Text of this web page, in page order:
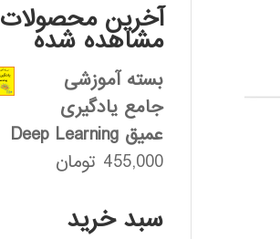
آخرین محصولات
مشاهده شده
بسته آموزشی
جامع یادگیری
عمیق Deep Learning
455,000 تومان
سبد خرید